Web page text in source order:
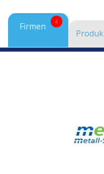
Firmen 4